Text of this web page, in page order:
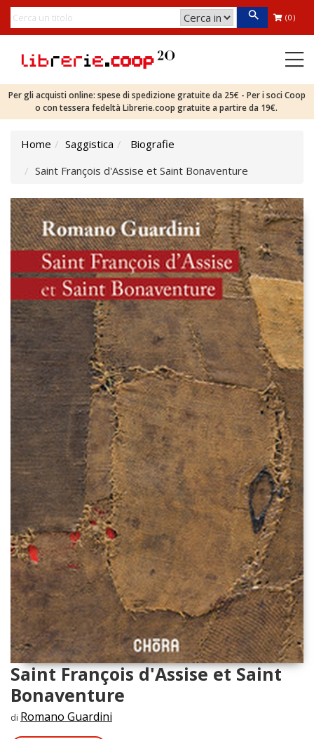
(0)
Per gli acquisti online: spese di spedizione gratuite da 25€ - Per i soci Coop
o con tessera fedeltà Librerie.coop gratuite a partire da 19€.
Home Saggistica
Biografie
Saint François d'Assise et Saint Bonaventure
Saint François d'Assise et Saint
Bonaventure
di Romano Guardini